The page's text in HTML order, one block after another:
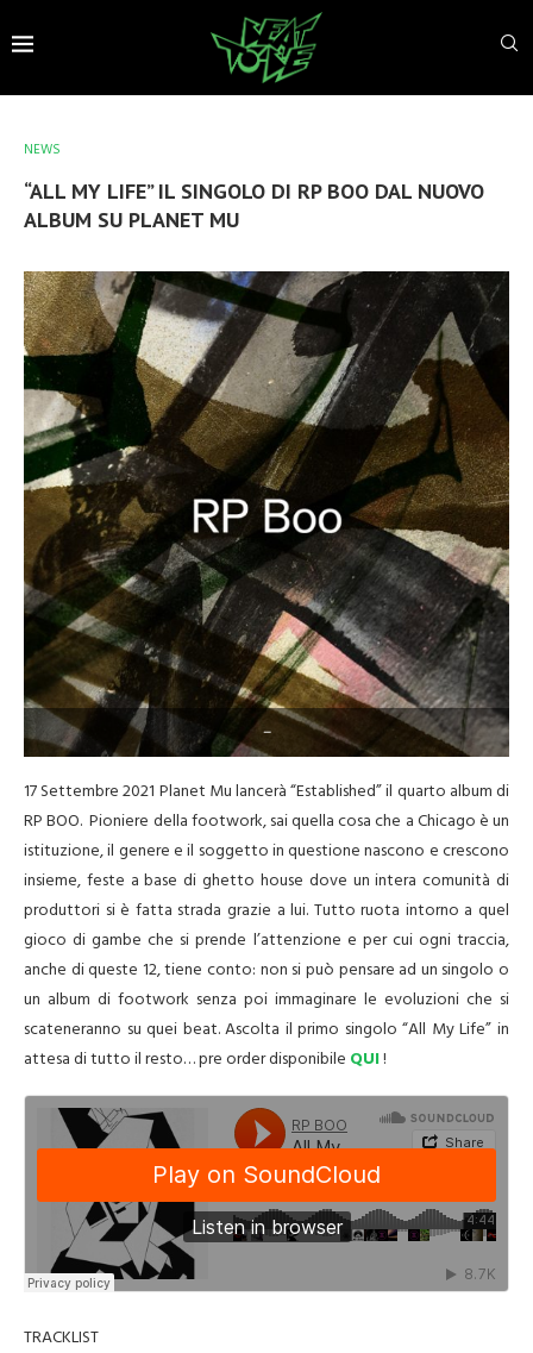
NEWS
“ALL MY LIFE” IL SINGOLO DI RP BOO DAL NUOVO
ALBUM SU PLANET MU
–
17 Settembre 2021 Planet Mu lancerà “Established” il quarto album di
RP BOO. Pioniere della footwork, sai quella cosa che a Chicago è un
istituzione, il genere e il soggetto in questione nascono e crescono
insieme, feste a base di ghetto house dove un intera comunità di
produttori si è fatta strada grazie a lui. Tutto ruota intorno a quel
gioco di gambe che si prende l’attenzione e per cui ogni traccia,
anche di queste 12, tiene conto: non si può pensare ad un singolo o
un album di footwork senza poi immaginare le evoluzioni che si
scateneranno su quei beat. Ascolta il primo singolo “All My Life” in
attesa di tutto il resto… pre order disponibile QUI!
TRACKLIST